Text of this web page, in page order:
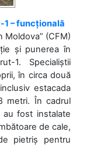
– funcțională
Moldova” (CFM)
și punerea în
1. Specialiștii
în circa două
estacada
metri. În cadrul
au fost instalate
de cale,
pietriș pentru